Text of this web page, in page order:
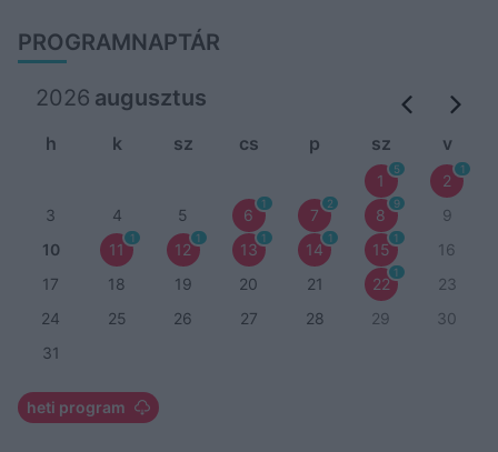
PROGRAMNAPTÁR
2026 augusztus
h k sz cs p sz v
1
5
2
1
3 4 5 6
1
7
2
8
9
9
10
11
1
12
1
13
1
14
1
15
1
16
17
18 19 20 21 22
1
23
24
25 26 27 28 29
30
31
heti program